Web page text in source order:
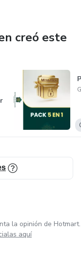
creó este
la opinión de Hotmart.
aquí